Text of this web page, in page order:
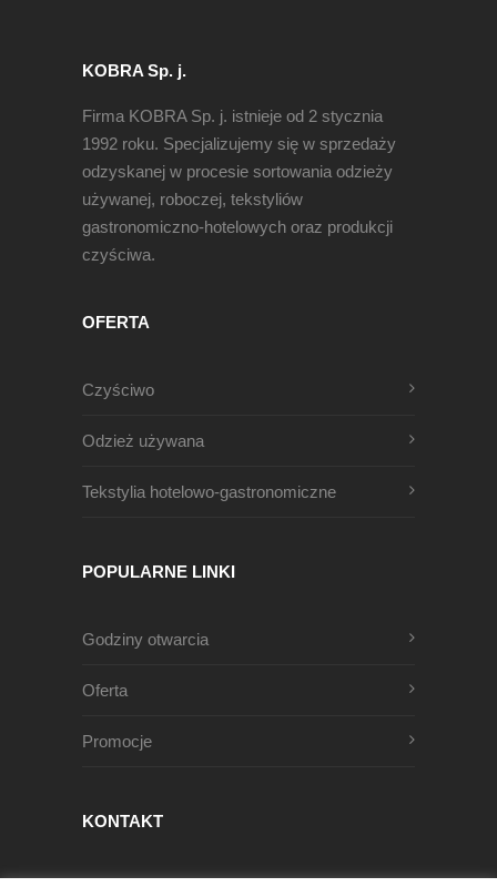
KOBRA Sp. j.
Firma KOBRA Sp. j. istnieje od 2 stycznia
1992 roku. Specjalizujemy się w sprzedaży
odzyskanej w procesie sortowania odzieży
używanej, roboczej, tekstyliów
gastronomiczno-hotelowych oraz produkcji
czyściwa.
OFERTA
Czyściwo
Odzież używana
Tekstylia hotelowo-gastronomiczne
POPULARNE LINKI
Godziny otwarcia
Oferta
Promocje
KONTAKT